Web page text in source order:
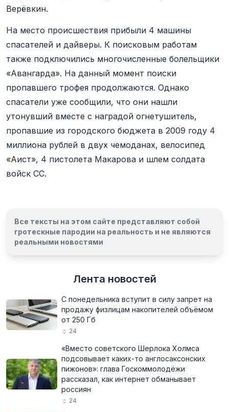
Верёвкин.
На место происшествия прибыли 4 машины
спасателей и дайверы. К поисковым работам
также подключились многочисленные болельщики
«Авангарда». На данный момент поиски
пропавшего трофея продолжаются. Однако
спасатели уже сообщили, что они нашли
утонувший вместе с наградой огнетушитель,
пропавшие из городского бюджета в 2009 году 4
миллиона рублей в двух чемоданах, велосипед
«Аист», 4 пистолета Макарова и шлем солдата
войск СС.
Все тексты на этом сайте представляют собой
гротескные пародии на реальность и не являются
реальными новостями
Лента новостей
С понедельника вступит в силу запрет на
продажу физлицам накопителей объёмом
от 250 Гб
24
«Вместо советского Шерлока Холмса
подсовывает каких-то англосаксонских
пижонов»: глава Госкоммолодёжи
рассказал, как интернет обманывает
россиян
24